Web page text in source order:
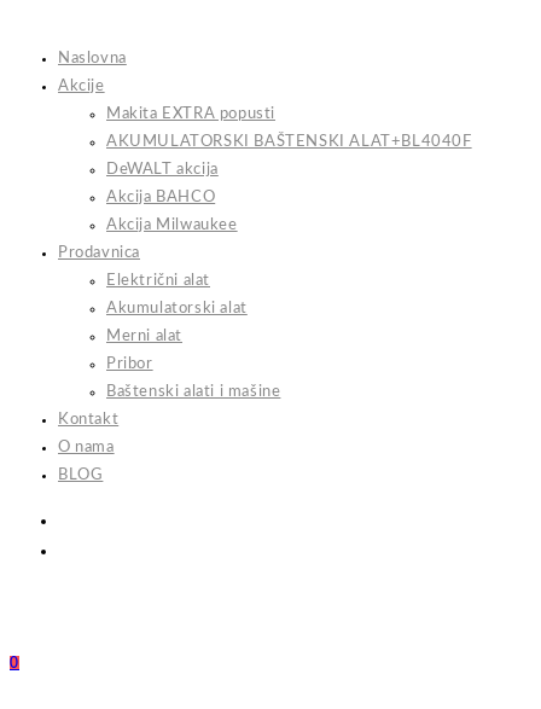
content
Naslovna
Akcije
Makita EXTRA popusti
AKUMULATORSKI BAŠTENSKI ALAT+BL4040F
DeWALT akcija
Akcija BAHCO
Akcija Milwaukee
Prodavnica
Električni alat
Akumulatorski alat
Merni alat
Pribor
Baštenski alati i mašine
Kontakt
O nama
BLOG
0